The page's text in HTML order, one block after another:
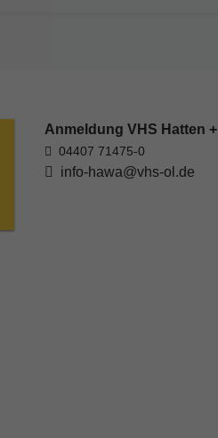
Anmeldung VHS Hatten
04407 71475-0
info-hawa@vhs-ol.de